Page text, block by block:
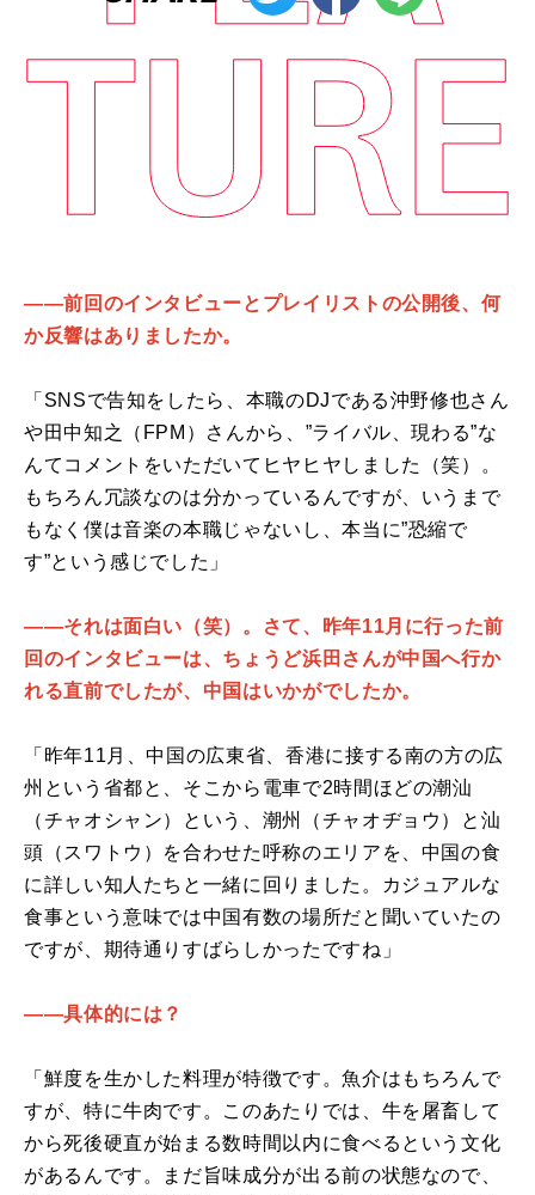
――前回のインタビューとプレイリストの公開後、何
か反響はありましたか。
「SNSで告知をしたら、本職のDJである沖野修也さん
や田中知之（FPM）さんから、”ライバル、現わる”な
んてコメントをいただいてヒヤヒヤしました（笑）。
もちろん冗談なのは分かっているんですが、いうまで
もなく僕は音楽の本職じゃないし、本当に”恐縮で
す”という感じでした」
――それは面白い（笑）。さて、昨年11月に行った前
回のインタビューは、ちょうど浜田さんが中国へ行か
れる直前でしたが、中国はいかがでしたか。
「昨年11月、中国の広東省、香港に接する南の方の広
州という省都と、そこから電車で2時間ほどの潮汕
（チャオシャン）という、潮州（チャオヂョウ）と汕
頭（スワトウ）を合わせた呼称のエリアを、中国の食
に詳しい知人たちと一緒に回りました。カジュアルな
食事という意味では中国有数の場所だと聞いていたの
ですが、期待通りすばらしかったですね」
――具体的には？
「鮮度を生かした料理が特徴です。魚介はもちろんで
すが、特に牛肉です。このあたりでは、牛を屠畜して
から死後硬直が始まる数時間以内に食べるという文化
があるんです。まだ旨味成分が出る前の状態なので、